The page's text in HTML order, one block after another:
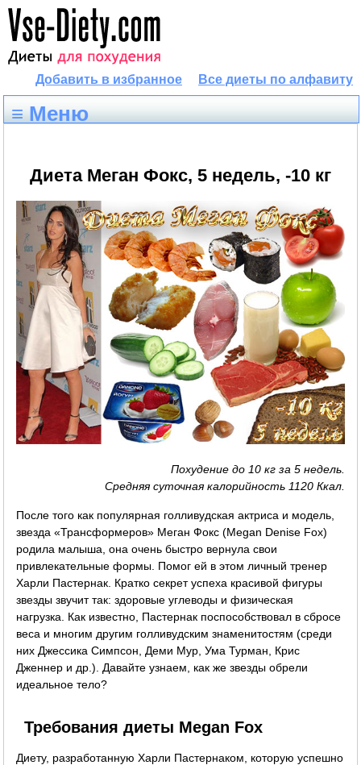
Все диеты по алфавиту
Добавить в избранное
≡ Меню
Диета Меган Фокс, 5 недель, -10 кг
Похудение до 10 кг за 5 недель.
Средняя суточная калорийность 1120 Ккал.
После того как популярная голливудская актриса и модель,
звезда «Трансформеров» Меган Фокс (Megan Denise Fox)
родила малыша, она очень быстро вернула свои
привлекательные формы. Помог ей в этом личный тренер
Харли Пастернак. Кратко секрет успеха красивой фигуры
звезды звучит так: здоровые углеводы и физическая
нагрузка. Как известно, Пастернак поспособствовал в сбросе
веса и многим другим голливудским знаменитостям (среди
них Джессика Симпсон, Деми Мур, Ума Турман, Крис
Дженнер и др.). Давайте узнаем, как же звезды обрели
идеальное тело?
Требования диеты Megan Fox
Диету, разработанную Харли Пастернаком, которую успешно